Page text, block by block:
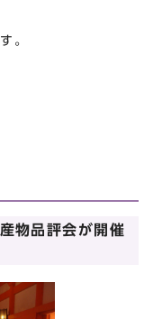
。
物品評会が開催